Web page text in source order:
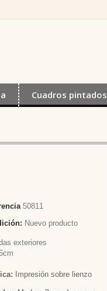
Cuadros pintados
50811
Nuevo producto
exteriores
Impresión sobre lienzo